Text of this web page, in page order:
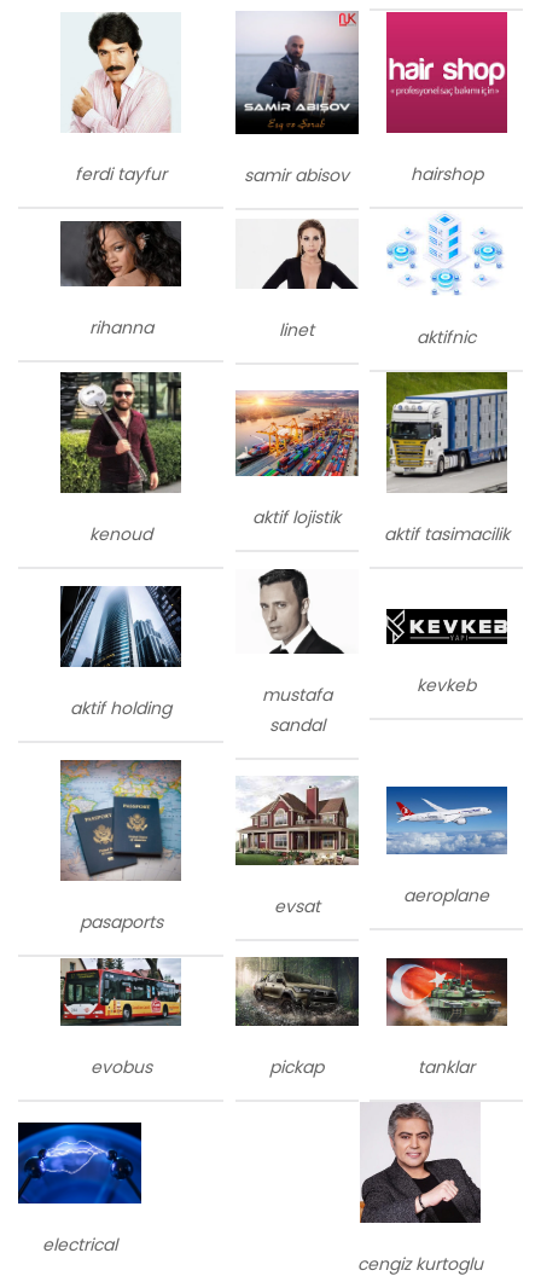
ferdi tayfur samir abisov hairshop
rihanna linet aktifnic
kenoud
aktif lojistik
aktif tasimacilik
aktif holding
mustafa
sandal
kevkeb
pasaports
evsat aeroplane
evobus pickap tanklar
electrical
cengiz kurtoglu